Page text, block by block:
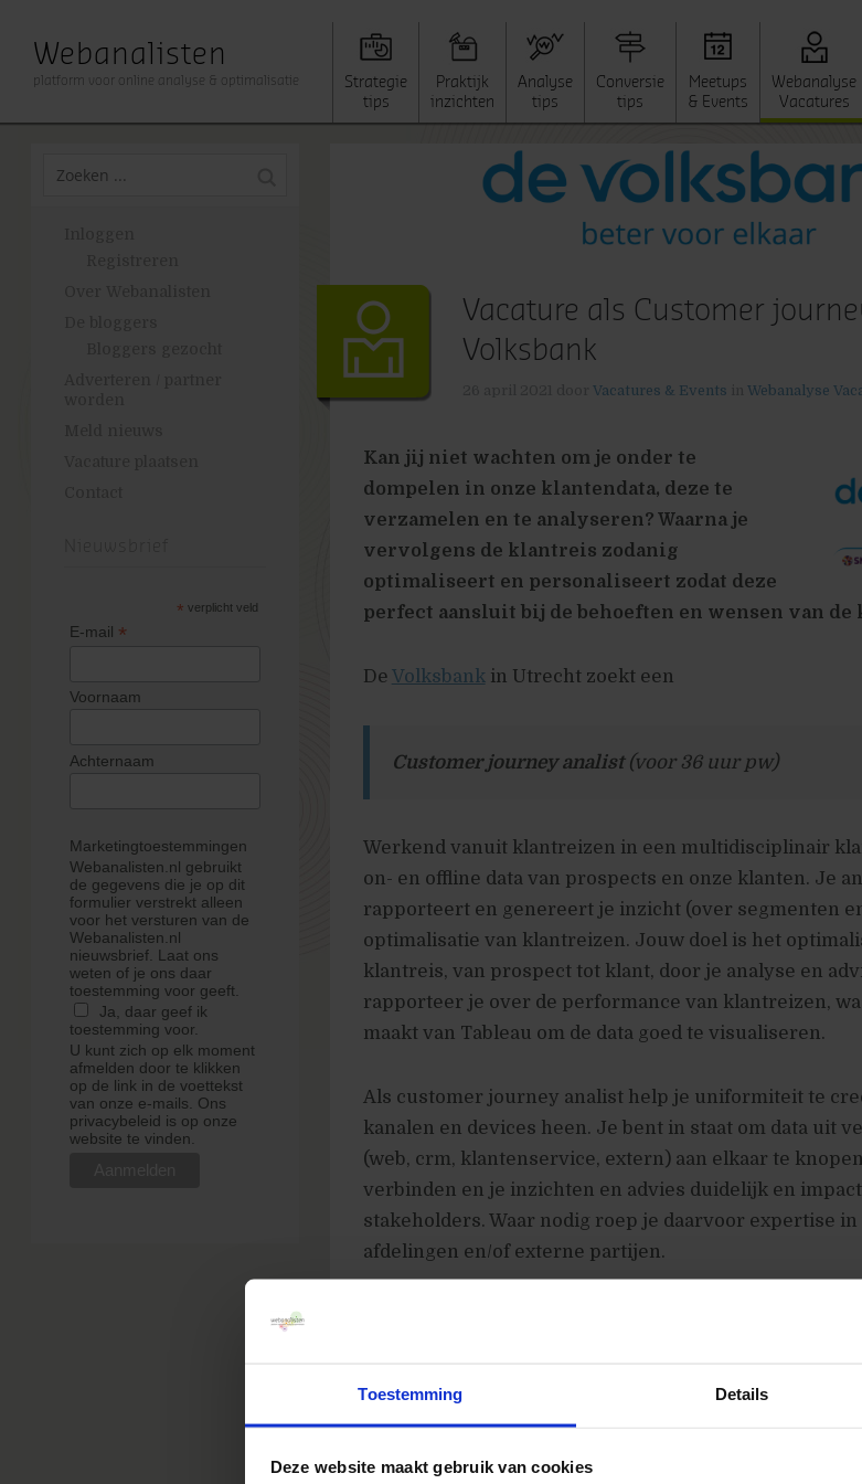
Toestemming Details
Deze website maakt gebruik van cookies
Webanalisten
platform voor online analyse & optimalisatie
Strategie
tips
Praktijk
inzichten
Analyse
tips
Conversie
tips
Meetups
& Events
Webanalyse
Vacatures
* verplicht veld
E-mail *
Voornaam
Achternaam
Marketingtoestemmingen
Webanalisten.nl gebruikt
de gegevens die je op dit
formulier verstrekt alleen
voor het versturen van de
Webanalisten.nl
nieuwsbrief. Laat ons
weten of je ons daar
toestemming voor geeft.
Ja, daar geef ik
toestemming voor.
U kunt zich op elk moment
afmelden door te klikken
op de link in de voettekst
van onze e-mails. Ons
privacybeleid is op onze
website te vinden.
Vacature als Customer
Volksbank
Vacatures & Events Webanalyse
Kan jij niet wachten om je onder te
dompelen in onze klantendata, deze te
verzamelen en te analyseren? Waarna je
vervolgens de klantreis zodanig
optimaliseert en personaliseert zodat deze
perfect aansluit bij de behoeften en wensen van de
De Volksbankin Utrecht zoekt een
Customer journey analist (voor 36 uur pw)
Werkend vanuit klantreizen in een multidisciplinair
on- en offline data van prospects en onze klanten. Je
rapporteert en genereert je inzicht (over segmenten
optimalisatie van klantreizen. Jouw doel is het
klantreis, van prospect tot klant, door je analyse en
rapporteer je over de performance van klantreizen,
maakt van Tableau om de data goed te visualiseren.
Als customer journey analist help je uniformiteit te
kanalen en devices heen. Je bent in staat om data uit
(web, crm, klantenservice, extern) aan elkaar te
verbinden en je inzichten en advies duidelijk en
stakeholders. Waar nodig roep je daarvoor expertise in
afdelingen en/of externe partijen.